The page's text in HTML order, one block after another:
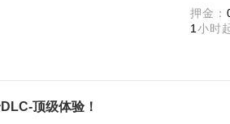
押金：
1 小时
顶级体验！